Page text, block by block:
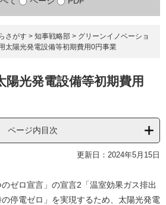
象
さがす > 知事戦略部 > グリーンイノベーショ
太陽光発電設備等初期費用0円事業
陽光発電設備等初期費用
ページ内目次
更新日：2024年5月15日
ゼロ宣言」の宣言2「温室効果ガス排出
停電ゼロ」を実現するため、太陽光発電